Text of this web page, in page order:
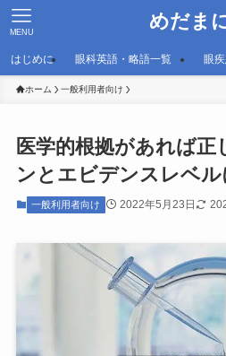
めだま
MENU
はじめに 眼科英語・略語一覧 眼
ホーム 一般利用者向け
医学的根拠があれば正
ンとエビデンスレベ
一般利用者向け 2022年5月23日